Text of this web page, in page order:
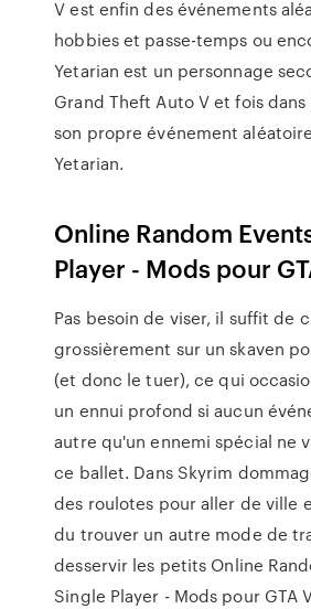
V est enfin des événements
hobbies et passe-temps ou
Yetarian est un personnage
Grand Theft Auto V et fois
son propre événement
Yetarian.
Online Random
Player - Mods pour
Pas besoin de viser, il suffit de
grossièrement sur un skaven
(et donc le tuer), ce qui
un ennui profond si aucun
autre qu'un ennemi spécial ne
ce ballet. Dans Skyrim
des roulotes pour aller de ville
du trouver un autre mode de
desservir les petits Online
Single Player - Mods pour GTA